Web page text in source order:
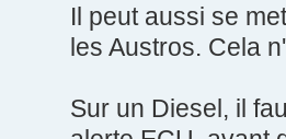
Il peut aussi se
les Austros. Cela
Sur un Diesel, il